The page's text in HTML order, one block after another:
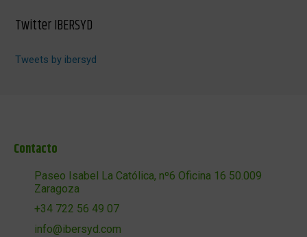
Twitter IBERSYD
Tweets by ibersyd
Contacto
Paseo Isabel La Católica, nº6 Oficina 16 50.009
Zaragoza
+34 722 56 49 07
info@ibersyd.com